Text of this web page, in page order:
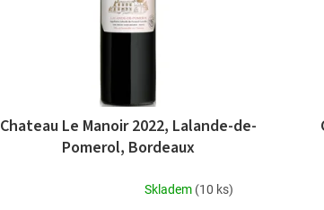
Chateau Le Manoir 2022, Lalande-de-
Pomerol, Bordeaux
Skladem (10 ks)